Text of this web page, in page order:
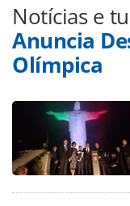
Notícias e
Anuncia
Olímpica